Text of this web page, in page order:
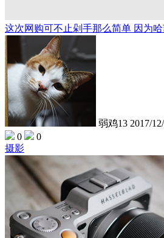
这次网购可不止剁手那么简单 因为哈
弱鸡13 2017/
0
0
摄影